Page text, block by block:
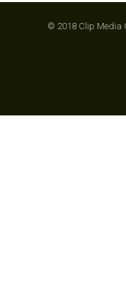
© 2018 Clip Media